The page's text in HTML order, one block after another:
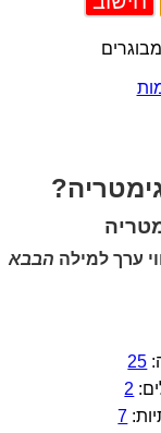
ערך למילה הבבא
25
2
7